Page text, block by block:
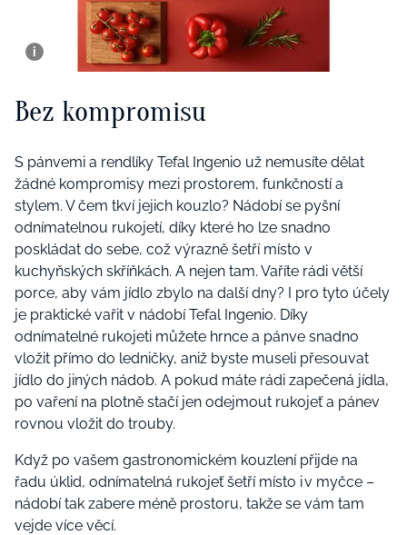
Bez kompromisu
S pánvemi a rendlíky Tefal Ingenio už nemusíte dělat
žádné kompromisy mezi prostorem, funkčností a
stylem. V čem tkví jejich kouzlo? Nádobí se pyšní
odnímatelnou rukojetí, díky které ho lze snadno
poskládat do sebe, což výrazně šetří místo v
kuchyňských skříňkách. A nejen tam. Vaříte rádi větší
porce, aby vám jídlo zbylo na další dny? I pro tyto účely
je praktické vařit v nádobí Tefal Ingenio. Díky
odnímatelné rukojeti můžete hrnce a pánve snadno
vložit přímo do ledničky, aniž byste museli přesouvat
jídlo do jiných nádob. A pokud máte rádi zapečená jídla,
po vaření na plotně stačí jen odejmout rukojeť a pánev
rovnou vložit do trouby.
Když po vašem gastronomickém kouzlení přijde na
řadu úklid, odnímatelná rukojeť šetří místo i v myčce –
nádobí tak zabere méně prostoru, takže se vám tam
vejde více věcí.